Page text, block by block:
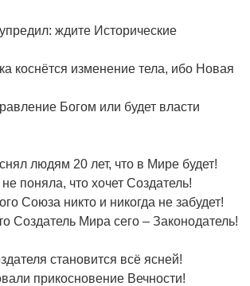
ждите Исторические
коснётся изменение тела, ибо Новая
Богом или будет власти
людям 20 лет, что в Мире будет!
поняла, что хочет Создатель!
Союза никто и никогда не забудет!
Создатель Мира сего – Законодатель!
становится всё ясней!
прикосновение Вечности!